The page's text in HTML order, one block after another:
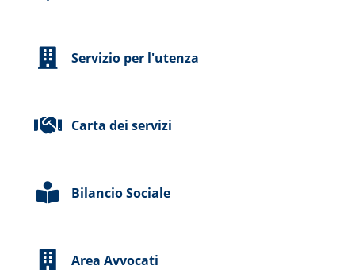
Servizio per l'utenza
Carta dei servizi
Bilancio Sociale
Area Avvocati